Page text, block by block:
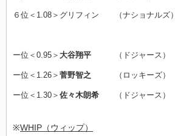
６位＜1.08＞グリフィン （ナショナルズ）
ー位＜0.95＞ 大谷翔平 （ドジャース）
ー位＜1.26＞ 菅野智之 （ロッキーズ）
ー位＜1.30＞ 佐々木朗希 （ドジャース）
※WHIP（ウィップ）